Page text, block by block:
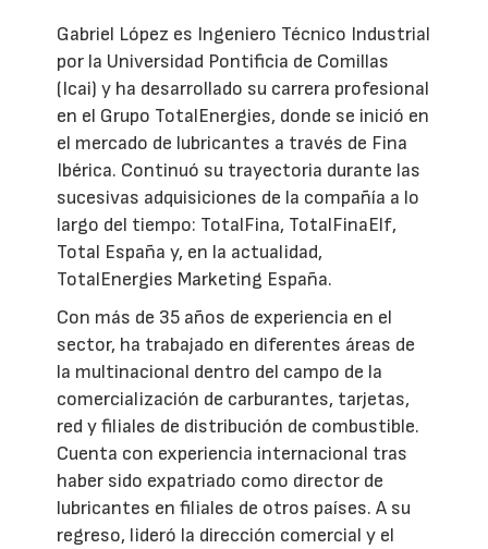
Gabriel López es Ingeniero Técnico Industrial
por la Universidad Pontificia de Comillas
(Icai) y ha desarrollado su carrera profesional
en el Grupo TotalEnergies, donde se inició en
el mercado de lubricantes a través de Fina
Ibérica. Continuó su trayectoria durante las
sucesivas adquisiciones de la compañía a lo
largo del tiempo: TotalFina, TotalFinaElf,
Total España y, en la actualidad,
TotalEnergies Marketing España.
Con más de 35 años de experiencia en el
sector, ha trabajado en diferentes áreas de
la multinacional dentro del campo de la
comercialización de carburantes, tarjetas,
red y filiales de distribución de combustible.
Cuenta con experiencia internacional tras
haber sido expatriado como director de
lubricantes en filiales de otros países. A su
regreso, lideró la dirección comercial y el